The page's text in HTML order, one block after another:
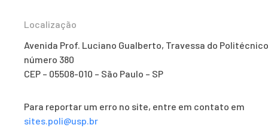
Localização
Avenida Prof. Luciano Gualberto, Travessa do
número 380
CEP – 05508-010 – São Paulo – SP
Para reportar um erro no site, entre em contato em
sites.poli@usp.br